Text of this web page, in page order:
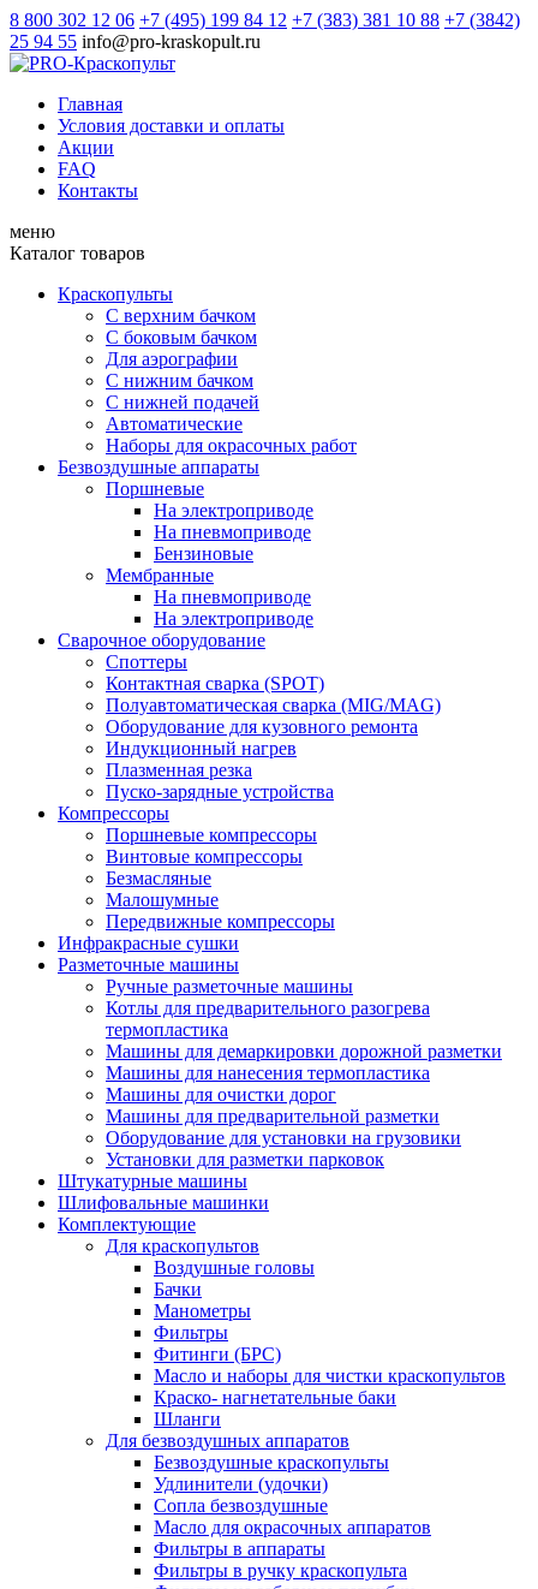
8 800 302 12 06 +7 (495) 199 84 12 +7 (383) 381 10 88 +7 (3842)
25 94 55 info@pro-kraskopult.ru
Главная
Условия доставки и оплаты
Акции
FAQ
Контакты
меню
Каталог товаров
Краскопульты
С верхним бачком
С боковым бачком
Для аэрографии
С нижним бачком
С нижней подачей
Автоматические
Наборы для окрасочных работ
Безвоздушные аппараты
Поршневые
На электроприводе
На пневмоприводе
Бензиновые
Мембранные
На пневмоприводе
На электроприводе
Сварочное оборудование
Споттеры
Контактная сварка (SPOT)
Полуавтоматическая сварка (MIG/MAG)
Оборудование для кузовного ремонта
Индукционный нагрев
Плазменная резка
Пуско-зарядные устройства
Компрессоры
Поршневые компрессоры
Винтовые компрессоры
Безмасляные
Малошумные
Передвижные компрессоры
Инфракрасные сушки
Разметочные машины
Ручные разметочные машины
Котлы для предварительного разогрева
термопластика
Машины для демаркировки дорожной разметки
Машины для нанесения термопластика
Машины для очистки дорог
Машины для предварительной разметки
Оборудование для установки на грузовики
Установки для разметки парковок
Штукатурные машины
Шлифовальные машинки
Комплектующие
Для краскопультов
Воздушные головы
Бачки
Манометры
Фильтры
Фитинги (БРС)
Масло и наборы для чистки краскопультов
Краско- нагнетательные баки
Шланги
Для безвоздушных аппаратов
Безвоздушные краскопульты
Удлинители (удочки)
Сопла безвоздушные
Масло для окрасочных аппаратов
Фильтры в аппараты
Фильтры в ручку краскопульта